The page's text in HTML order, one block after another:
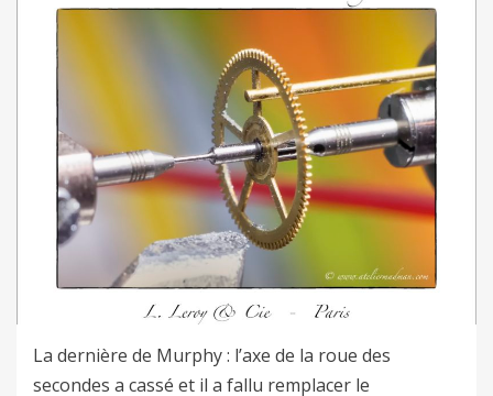
La dernière de Murphy : l’axe de la roue des
secondes a cassé et il a fallu remplacer le